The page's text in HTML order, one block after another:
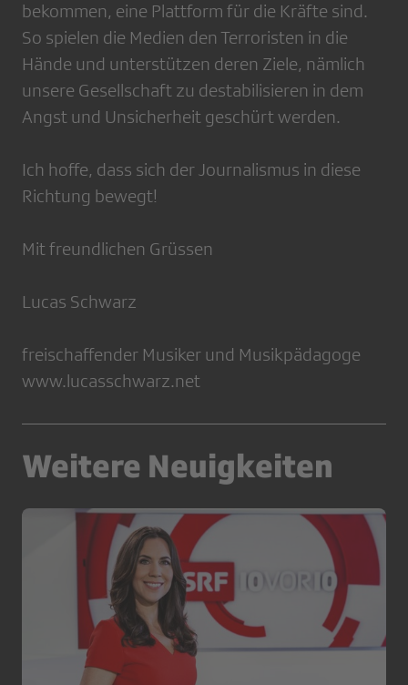
bekommen, eine Plattform für die Kräfte sind.
So spielen die Medien den Terroristen in die
Hände und unterstützen deren Ziele, nämlich
unsere Gesellschaft zu destabilisieren in dem
Angst und Unsicherheit geschürt werden.
Ich hoffe, dass sich der Journalismus in diese
Richtung bewegt!
Mit freundlichen Grüssen
Lucas Schwarz
freischaffender Musiker und Musikpädagoge
www.lucasschwarz.net
Weitere Neuigkeiten